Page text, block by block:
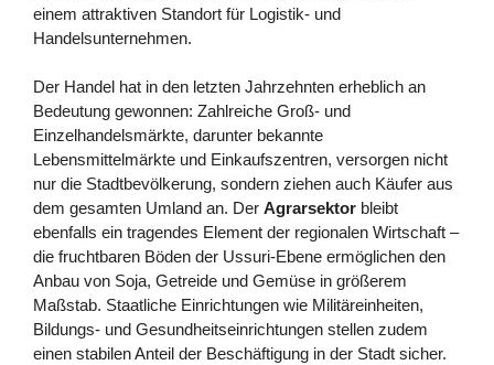
einem attraktiven Standort für Logistik- und
Handelsunternehmen.
Der Handel hat in den letzten Jahrzehnten erheblich an
Bedeutung gewonnen: Zahlreiche Groß- und
Einzelhandelsmärkte, darunter bekannte
Lebensmittelmärkte und Einkaufszentren, versorgen nicht
nur die Stadtbevölkerung, sondern ziehen auch Käufer aus
dem gesamten Umland an. Der Agrarsektor bleibt
ebenfalls ein tragendes Element der regionalen Wirtschaft –
die fruchtbaren Böden der Ussuri-Ebene ermöglichen den
Anbau von Soja, Getreide und Gemüse in größerem
Maßstab. Staatliche Einrichtungen wie Militäreinheiten,
Bildungs- und Gesundheitseinrichtungen stellen zudem
einen stabilen Anteil der Beschäftigung in der Stadt sicher.